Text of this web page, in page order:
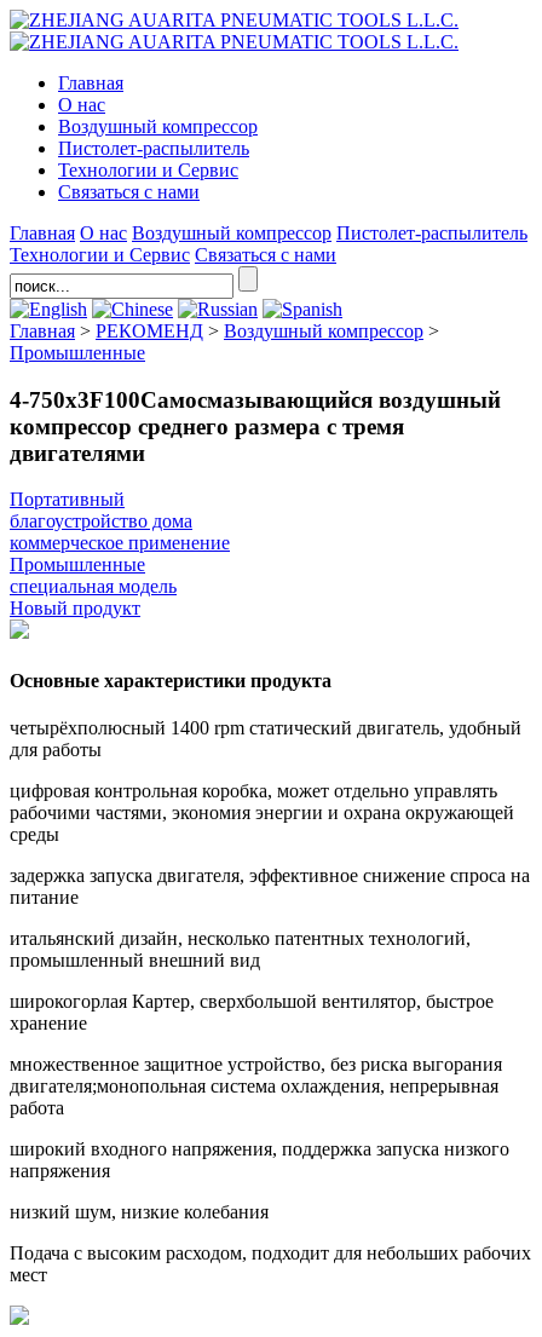
Главная
О нас
Воздушный компрессор
Пистолет-распылитель
Технологии и Сервис
Связаться с нами
Главная О нас Воздушный компрессор Пистолет-распылитель
Технологии и Сервис Связаться с нами
Главная > РЕКОМЕНД > Воздушный компрессор >
Промышленные
4-750x3F100Самосмазывающийся воздушный
компрессор среднего размера с тремя
двигателями
Портативный
благоустройство дома
коммерческое применение
Промышленные
специальная модель
Новый продукт
Основные характеристики продукта
четырёхполюсный 1400 rpm статический двигатель, удобный
для работы
цифровая контрольная коробка, может отдельно управлять
рабочими частями, экономия энергии и охрана окружающей
среды
задержка запуска двигателя, эффективное снижение спроса на
питание
итальянский дизайн, несколько патентных технологий,
промышленный внешний вид
широкогорлая Картер, сверхбольшой вентилятор, быстрое
хранение
множественное защитное устройство, без риска выгорания
двигателя;монопольная система охлаждения, непрерывная
работа
широкий входного напряжения, поддержка запуска низкого
напряжения
низкий шум, низкие колебания
Подача с высоким расходом, подходит для небольших рабочих
мест